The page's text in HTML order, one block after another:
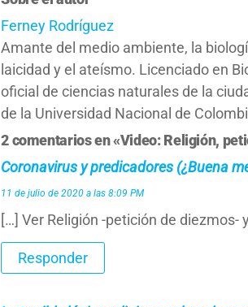
Ferney Rodríguez
Amante del medio ambiente, la
laicidad y el ateísmo. Licenciado en
oficial de ciencias naturales de la
de la Universidad Nacional de
2 comentarios en «Video: Religión,
Coronavirus y predicadores (¿Buena
11 de julio de 2020 a las 8:09 PM
[…] Ver Religión -petición de diezmos-
Responder